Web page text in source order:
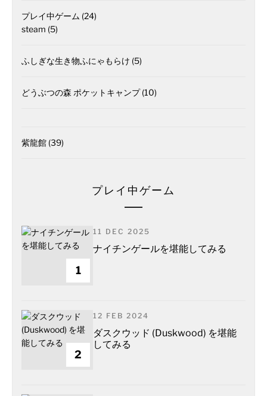
プレイ中ゲーム (24)
steam (5)
ふしぎな生き物ふにゃもらけ (5)
どうぶつの森 ポケットキャンプ(10)
紫龍館 (39)
プレイ中ゲーム
1
11 DEC 2025
ナイチンゲールを堪能してみる
2
12 FEB 2024
ダスクウッド (Duskwood) を堪能
してみる